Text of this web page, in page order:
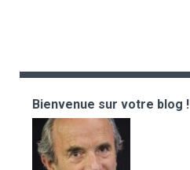
Bienvenue sur votre blog !